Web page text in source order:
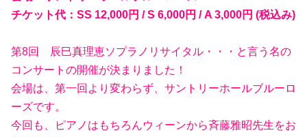
チケット代：SS 12,000円 / S 6,000円 / A 3,000円 (税込み)
第8回 辰巳真理恵ソプラノリサイタル・・・と言う名の
コンサートの開催が決まりました！
会場は、第一回より変わらず、サントリーホールブルーロ
ーズです。
今回も、ピアノはもちろんウィーンから斉藤雅昭先生をお